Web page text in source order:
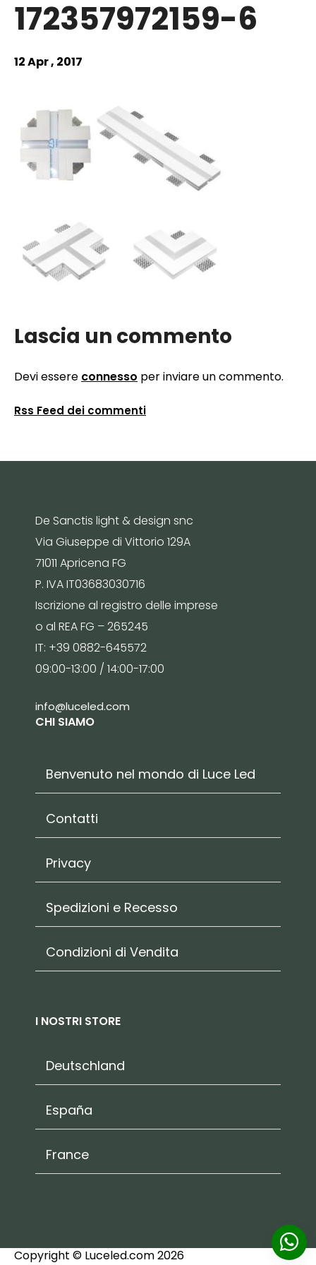
172357972159-6
12 Apr , 2017
Lascia un commento
Devi essere connesso per inviare un commento.
Rss Feed dei commenti
De Sanctis light & design snc
Via Giuseppe di Vittorio 129A
71011 Apricena FG
P. IVA IT03683030716
Iscrizione al registro delle imprese
o al REA FG – 265245
IT: +39 0882-645572
09:00-13:00 / 14:00-17:00
info@luceled.com
CHI SIAMO
Benvenuto nel mondo di Luce Led
Contatti
Privacy
Spedizioni e Recesso
Condizioni di Vendita
I NOSTRI STORE
Deutschland
España
France
Copyright © Luceled.com 2026